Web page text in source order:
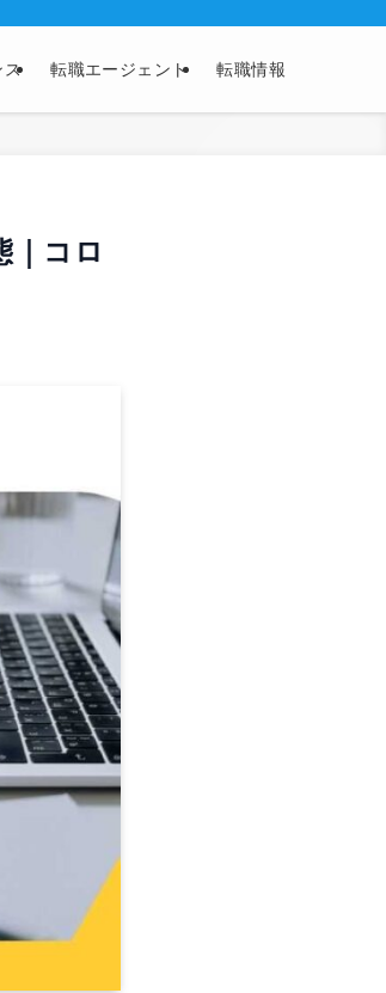
ス 転職エージェント 転職情報
｜コロ